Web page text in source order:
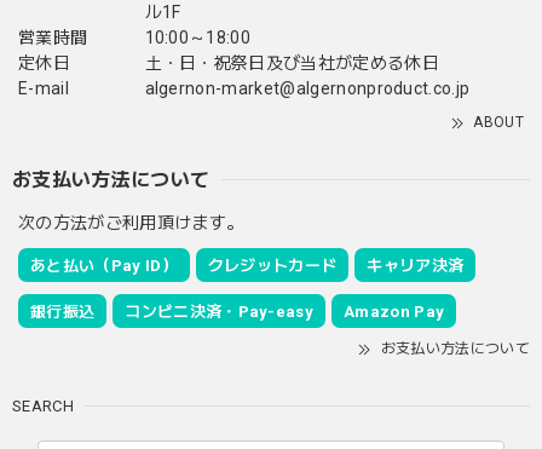
ル1F
営業時間
10:00～18:00
定休日
土・日・祝祭日及び当社が定める休日
E-mail
algernon-market@algernonproduct.co.jp
ABOUT
お支払い方法について
次の方法がご利用頂けます。
あと払い（Pay ID） クレジットカード キャリア決済
銀行振込 コンビニ決済・Pay-easy Amazon Pay
お支払い方法について
SEARCH